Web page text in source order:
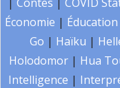
Économie | Éducation
Go | Haïku |
Holodomor | Hua
Intelligence |